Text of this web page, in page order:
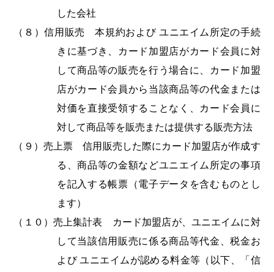
した会社
（８）信用販売 本規約および ユニエイム所定の手続
きに基づき、カード加盟店がカード会員に対
して商品等の販売を行う場合に、カード加盟
店がカード会員から当該商品等の代金または
対価を直接受領することなく、カード会員に
対して商品等を販売または提供する販売方法
（９）売上票 信用販売した際にカード加盟店が作成す
る、商品等の金額などユニエイム所定の事項
を記入する帳票（電子データを含むものとし
ます）
（１０）売上集計表 カード加盟店が、ユニエイムに対
して当該信用販売に係る商品等代金、税金お
よび ユニエイムが認める料金等（以下、「信